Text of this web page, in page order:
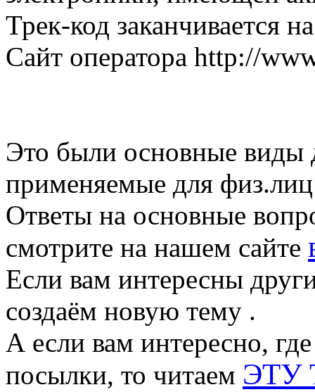
Трек-код заканчивается
Сайт оператора http://
Это были основные виды
применяемые для
Ответы на основные
смотрите на нашем сайте
Если вам интересны
создаём новую тему .
А если вам интересно,
посылки, то читаем ЭТУ